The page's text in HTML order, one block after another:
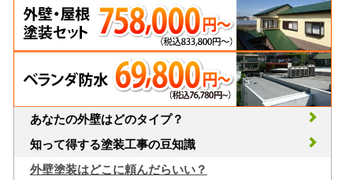
あなたの外壁はどのタイプ？
知って得する塗装工事の豆知識
外壁塗装はどこに頼んだらいい？